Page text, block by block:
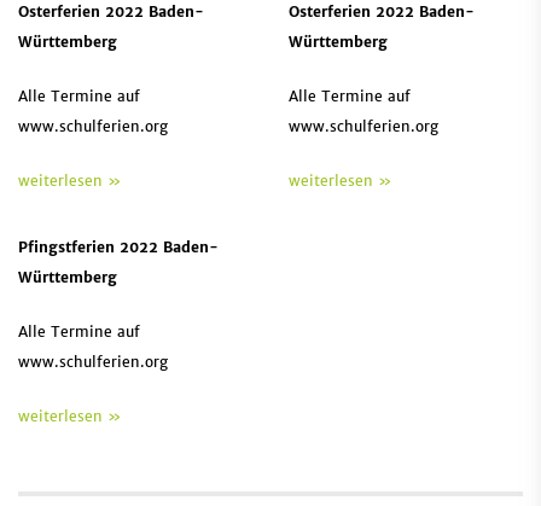
Osterferien 2022 Baden-
Württemberg
Alle Termine auf
www.schulferien.org
weiterlesen »
Osterferien 2022 Baden-
Württemberg
Alle Termine auf
www.schulferien.org
weiterlesen »
Pfingstferien 2022 Baden-
Württemberg
Alle Termine auf
www.schulferien.org
weiterlesen »